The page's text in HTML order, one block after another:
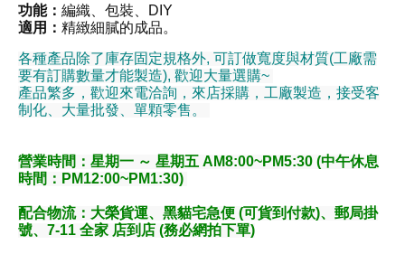
功能： 編織、包裝、DIY
適用： 精緻細膩的成品。
各種產品除了庫存固定規格外, 可訂做寬度與材質(工廠需
要有訂購數量才能製造), 歡迎大量選購~
產品繁多，歡迎來電洽詢，來店採購，工廠製造，接受客
制化、大量批發、單顆零售。
營業時間：星期一 ～ 星期五 AM8:00~PM5:30 (中午休息
時間：PM12:00~PM1:30)
配合物流：大榮貨運、黑貓宅急便 (可貨到付款)、郵局掛
號、7-11 全家 店到店 (務必網拍下單)